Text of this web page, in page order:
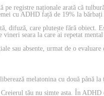
registre naționale arată că
cu ADHD față de 19% la bărbați
difuză, care plutește fără
seara la care ai repetat
sau absente, urmat de o
melatonina cu două până
tău nu simte asta. În